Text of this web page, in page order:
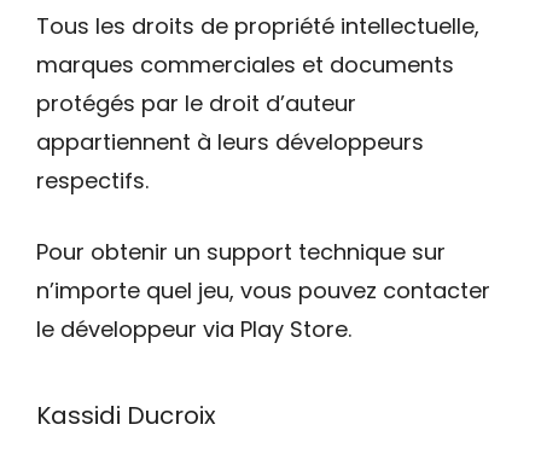
Tous les droits de propriété intellectuelle,
marques commerciales et documents
protégés par le droit d’auteur
appartiennent à leurs développeurs
respectifs.
Pour obtenir un support technique sur
n’importe quel jeu, vous pouvez contacter
le développeur via Play Store.
Kassidi Ducroix